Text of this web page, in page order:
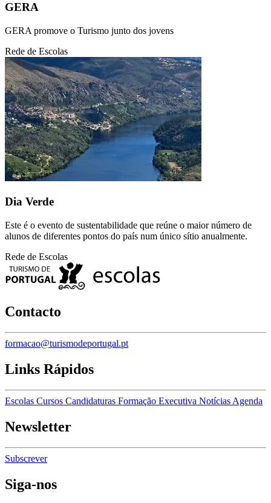
GERA
GERA promove o Turismo junto dos jovens
Rede de Escolas
Dia Verde
Este é o evento de sustentabilidade que reúne o maior número de
alunos de diferentes pontos do país num único sítio anualmente.
Rede de Escolas
Contacto
formacao@turismodeportugal.pt
Links Rápidos
Escolas Cursos Candidaturas Formação Executiva Notícias Agenda
Newsletter
Subscrever
Siga-nos